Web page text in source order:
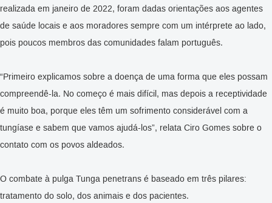
realizada em janeiro de 2022, foram dadas orientações aos agentes
de saúde locais e aos moradores sempre com um intérprete ao lado,
pois poucos membros das comunidades falam português.
“Primeiro explicamos sobre a doença de uma forma que eles possam
compreendê-la. No começo é mais difícil, mas depois a receptividade
é muito boa, porque eles têm um sofrimento considerável com a
tungíase e sabem que vamos ajudá-los”, relata Ciro Gomes sobre o
contato com os povos aldeados.
O combate à pulga Tunga penetrans é baseado em três pilares:
tratamento do solo, dos animais e dos pacientes.